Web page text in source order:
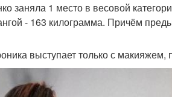
заняла 1 место в весовой
- 163 килограмма. Причём
выступает только с